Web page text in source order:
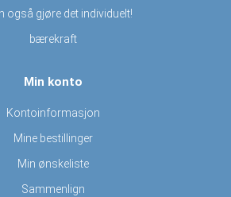
også gjøre det individuelt!
bærekraft
Min konto
Kontoinformasjon
Mine bestillinger
Min ønskeliste
Sammenlign